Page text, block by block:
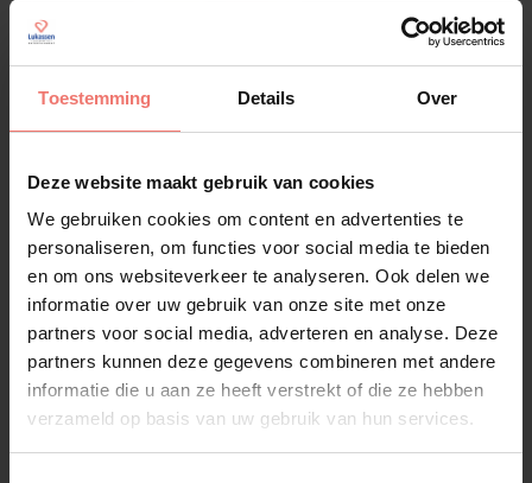
Toestemming Details Over
Deze website maakt gebruik van cookies
We gebruiken cookies om content en advertenties te
personaliseren, om functies voor social media te bieden
en om ons websiteverkeer te analyseren. Ook delen we
informatie over uw gebruik van onze site met onze
partners voor social media, adverteren en analyse. Deze
partners kunnen deze gegevens combineren met andere
informatie die u aan ze heeft verstrekt of die ze hebben
verzameld op basis van uw gebruik van hun services.
Hilversum House Mafia
€ 975,-
Lees meer